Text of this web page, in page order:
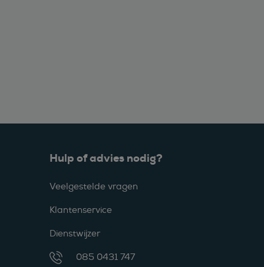
Hulp of advies nodig?
Veelgestelde vragen
Klantenservice
Dienstwijzer
085 0431 747